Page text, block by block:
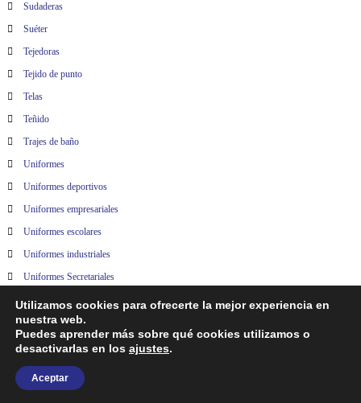
Sudaderas
Suéter
Tejedoras
Tejido de punto
Telas
Teñido
Trajes de baño
Uniformes
Uniformes deportivos
Uniformes empresariales
Uniformes escolares
Uniformes industriales
Uniformes Secretariales
Vestidos
Copyright © 2026
Utilizamos cookies para ofrecerte la mejor experiencia en
nuestra web.
Puedes aprender más sobre qué cookies utilizamos o
desactivarlas en los ajustes.
Aceptar